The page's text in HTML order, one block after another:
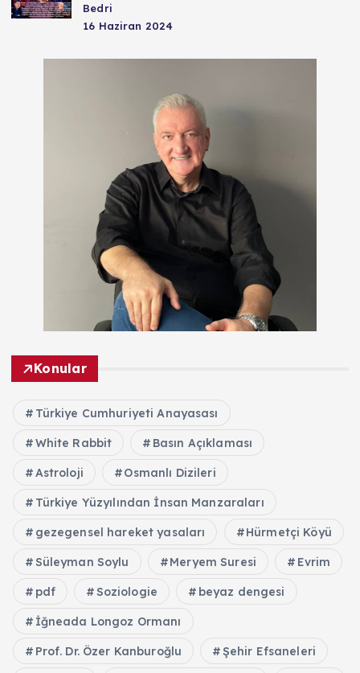
Bedri
16 Haziran 2024
Konular
Türkiye Cumhuriyeti Anayasası
White Rabbit Basın Açıklaması
Astroloji Osmanlı Dizileri
Türkiye Yüzyılından İnsan Manzaraları
gezegensel hareket yasaları Hürmetçi Köyü
Süleyman Soylu Meryem Suresi Evrim
pdf Soziologie beyaz dengesi
İğneada Longoz Ormanı
Prof. Dr. Özer Kanburoğlu Şehir Efsaneleri